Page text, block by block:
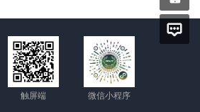
触屏端 微信小程序